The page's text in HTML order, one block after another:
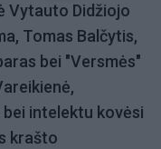
Vytauto Didžiojo
Tomas Balčytis,
bei "Versmės"
intelektu kovėsi
krašto